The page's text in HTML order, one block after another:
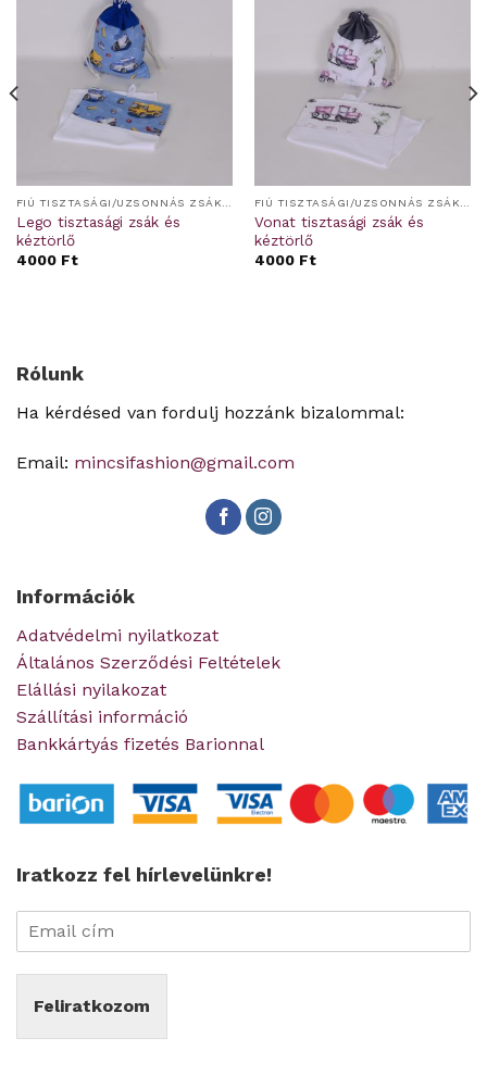
FIÚ TISZTASÁGI/UZSONNÁS ZSÁKOK, KÉZTÖRLŐ, BABZSÁK
Lego tisztasági zsák és
kéztörlő
4000 Ft
FIÚ TISZTASÁGI/UZSONNÁS ZSÁKOK, KÉZTÖRLŐ, BABZSÁK
Vonat tisztasági zsák és
kéztörlő
4000 Ft
Rólunk
Ha kérdésed van fordulj hozzánk bizalommal:
Email: mincsifashion@gmail.com
Információk
Adatvédelmi nyilatkozat
Általános Szerződési Feltételek
Elállási nyilakozat
Szállítási információ
Bankkártyás fizetés Barionnal
Iratkozz fel hírlevelünkre!
Feliratkozom